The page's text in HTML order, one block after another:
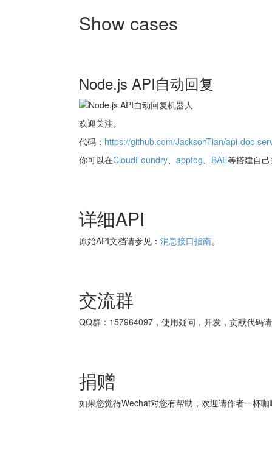
Show cases
Node.js API自动回复
欢迎关注。
代码： https://github.com/JacksonTian/api-doc-
你可以在CloudFoundry appfog BAE等搭建自
详细API
原始API文档请参见： 消息接口指南。
交流群
QQ群：157964097，使用疑问，开发，贡献代码
捐赠
如果您觉得Wechat对您有帮助，欢迎请作者一杯咖